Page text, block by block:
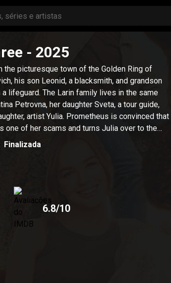
- 2025
the picturesque town of the Golden Ring of
his son Leonid, a blacksmith, and grandson
lifeguard. The Larin family lives in the same
Petrovna, her daughter Sveta, a tour guide,
artist Yulia. Prometheus is convinced that
one of her scams and turns Julia over to the
people becomes fateful not only for
relatives, who no longer hoped for personal
Finalizada
6.8/10